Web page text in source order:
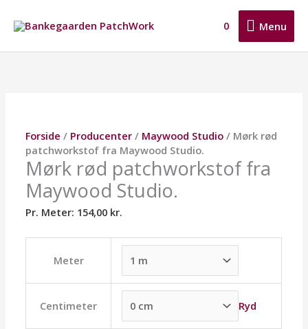
indholdet
Menu
Menu
0
Forside / Producenter / Maywood Studio / Mørk rød
patchworkstof fra Maywood Studio.
Mørk rød patchworkstof fra
Maywood Studio.
Pr. Meter: 154,00 kr.
Meter
Centimeter Ryd
Studio.
antal
Mulighederne
kan
vælges
på
varesiden
Mulighederne
kan
vælges
på
varesiden
Mulighederne
kan
vælges
på
varesiden